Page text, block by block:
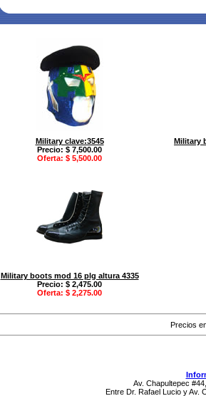
Military clave:3545
Precio: $ 7,500.00
Oferta: $ 5,500.00
Military
Military boots mod 16 plg altura 4335
Precio: $ 2,475.00
Oferta: $ 2,275.00
Precios
Av. Chapultepec
Entre Dr. Rafael Lucio y Av.